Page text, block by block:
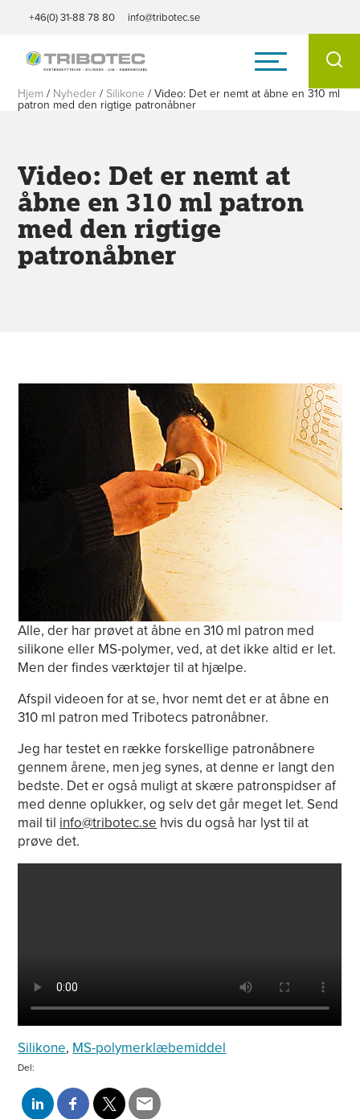
+46(0) 31-88 78 80 info@tribotec.se
Hjem / Nyheder /Silikone /Video: Det er nemt at åbne en 310 ml
patron med den rigtige patronåbner
Video: Det er nemt at
åbne en 310 ml patron
med den rigtige
patronåbner
Alle, der har prøvet at åbne en 310 ml patron med
silikone eller MS-polymer, ved, at det ikke altid er let.
Men der findes værktøjer til at hjælpe.
Afspil videoen for at se, hvor nemt det er at åbne en
310 ml patron med Tribotecs patronåbner.
Jeg har testet en række forskellige patronåbnere
gennem årene, men jeg synes, at denne er langt den
bedste. Det er også muligt at skære patronspidser af
med denne oplukker, og selv det går meget let. Send
mail til info@tribotec.se hvis du også har lyst til at
prøve det.
Silikone, MS-polymerklæbemiddel
Del: